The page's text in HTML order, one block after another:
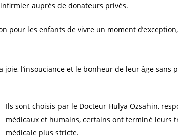
auprès de donateurs privés.
pour les enfants de vivre un moment
l’insouciance et le bonheur de leur âge sans
Ils sont choisis par le Docteur Hulya Ozsahin,
médicaux et humains, certains ont terminé leurs
médicale plus stricte.